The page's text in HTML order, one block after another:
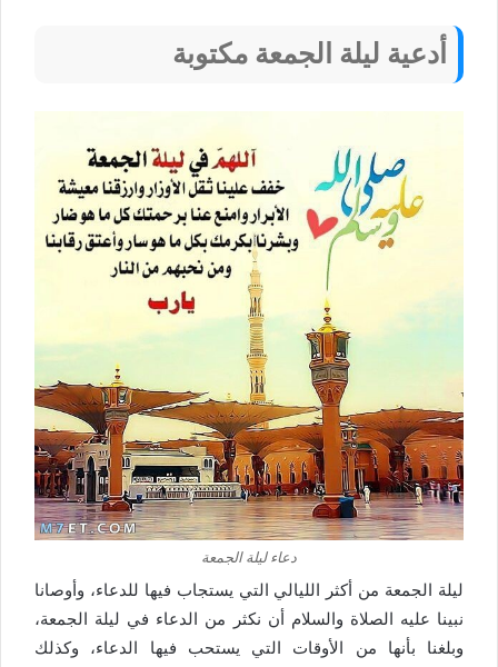
أدعية ليلة الجمعة مكتوبة
دعاء ليلة الجمعة
ليلة الجمعة من أكثر الليالي التي يستجاب فيها للدعاء، وأوصانا
نبينا عليه الصلاة والسلام أن نكثر من الدعاء في ليلة الجمعة،
وبلغنا بأنها من الأوقات التي يستحب فيها الدعاء، وكذلك